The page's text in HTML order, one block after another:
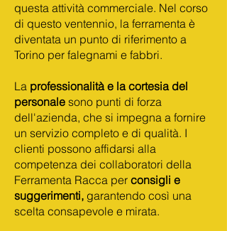
questa attività commerciale. Nel corso
di questo ventennio, la ferramenta è
diventata un punto di riferimento a
Torino per falegnami e fabbri.
La professionalità e la cortesia del
personale sono punti di forza
dell'azienda, che si impegna a fornire
un servizio completo e di qualità. I
clienti possono affidarsi alla
competenza dei collaboratori della
Ferramenta Racca per consigli e
suggerimenti, garantendo così una
scelta consapevole e mirata.